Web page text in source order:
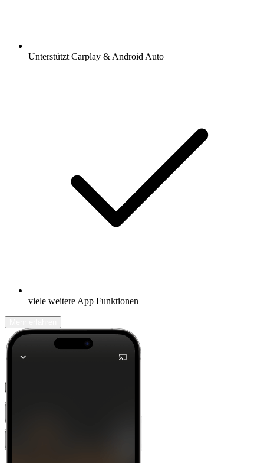
Unterstützt Carplay & Android Auto
viele weitere App Funktionen